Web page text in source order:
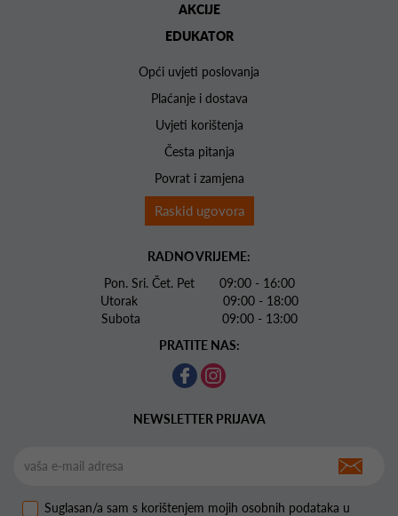
AKCIJE
EDUKATOR
Opći uvjeti poslovanja
Plaćanje i dostava
Uvjeti korištenja
Česta pitanja
Povrat i zamjena
Raskid ugovora
RADNO VRIJEME:
Pon. Sri. Čet. Pet 09:00 - 16:00
Utorak 09:00 - 18:00
Subota 09:00 - 13:00
PRATITE NAS:
NEWSLETTER PRIJAVA
Suglasan/a sam s korištenjem mojih osobnih podataka u